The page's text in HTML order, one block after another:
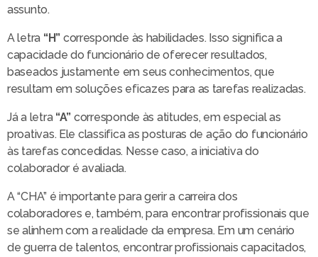
assunto.
A letra “H” corresponde às habilidades. Isso significa a
capacidade do funcionário de oferecer resultados,
baseados justamente em seus conhecimentos, que
resultam em soluções eficazes para as tarefas realizadas.
Já a letra “A” corresponde às atitudes, em especial as
proativas. Ele classifica as posturas de ação do funcionário
às tarefas concedidas. Nesse caso, a iniciativa do
colaborador é avaliada.
A “CHA” é importante para gerir a carreira dos
colaboradores e, também, para encontrar profissionais que
se alinhem com a realidade da empresa. Em um cenário
de guerra de talentos, encontrar profissionais capacitados,